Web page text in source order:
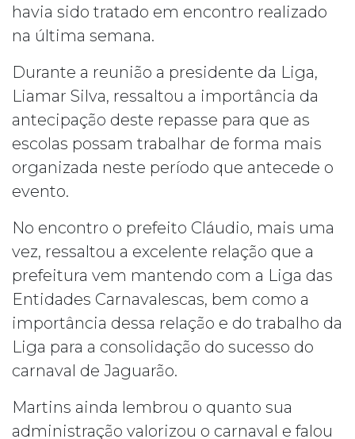
havia sido tratado em encontro realizado
na última semana.
Durante a reunião a presidente da Liga,
Liamar Silva, ressaltou a importância da
antecipação deste repasse para que as
escolas possam trabalhar de forma mais
organizada neste período que antecede o
evento.
No encontro o prefeito Cláudio, mais uma
vez, ressaltou a excelente relação que a
prefeitura vem mantendo com a Liga das
Entidades Carnavalescas, bem como a
importância dessa relação e do trabalho da
Liga para a consolidação do sucesso do
carnaval de Jaguarão.
Martins ainda lembrou o quanto sua
administração valorizou o carnaval e falou